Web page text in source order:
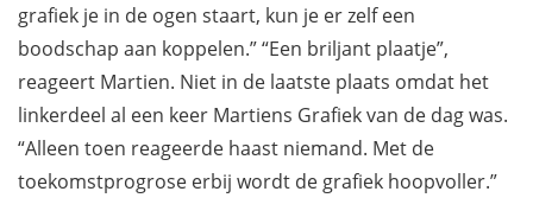
grafiek je in de ogen staart, kun je er zelf een
boodschap aan koppelen.” “Een briljant plaatje”,
reageert Martien. Niet in de laatste plaats omdat het
linkerdeel al een keer Martiens Grafiek van de dag was.
“Alleen toen reageerde haast niemand. Met de
toekomstprogrose erbij wordt de grafiek hoopvoller.”